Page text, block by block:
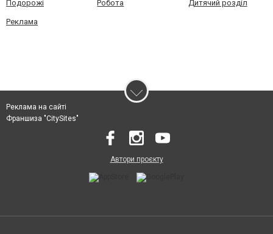
Подорожі Робота Дитячий розділ
Реклама
Реклама на сайті
Франшиза "CitySites"
Автори проєкту